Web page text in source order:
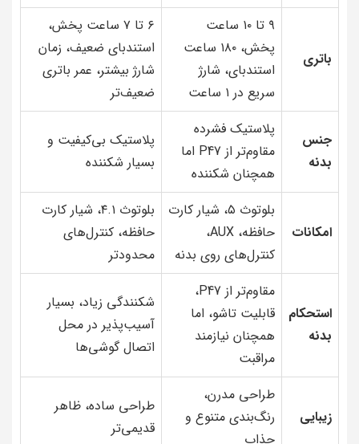
باتری
۹ تا ۱۰ ساعت
پخش، ۱۸۰ ساعت
استندبای، شارژ
سریع در ۱ ساعت
۶ تا ۷ ساعت پخش،
استندبای ضعیف، زمان
شارژ بیشتر، عمر باتری
ضعیف‌تر
جنس
بدنه
پلاستیک فشرده
مقاوم‌تر از P47 اما
همچنان شکننده
پلاستیک بی‌کیفیت و
بسیار شکننده
امکانات
بلوتوث ۵، شیار کارت
حافظه، AUX،
کنترل‌های روی بدنه
بلوتوث ۴.۱، شیار کارت
حافظه، کنترل‌های
محدودتر
استحکام
بدنه
مقاوم‌تر از P47،
قابلیت تاشو، اما
همچنان نیازمند
مراقبت
شکنندگی زیاد، بسیار
آسیب‌پذیر در محل
اتصال گوشی‌ها
زیبایی
طراحی مدرن،
رنگ‌بندی متنوع و
جذاب
طراحی ساده، ظاهر
قدیمی‌تر